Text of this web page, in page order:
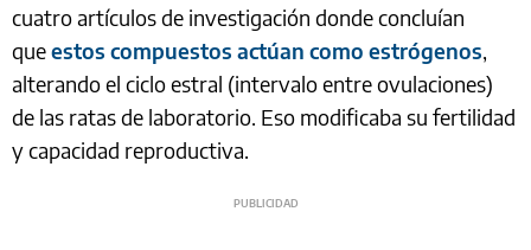
cuatro artículos de investigación donde concluían
queestos compuestos actúan como estrógenos,
alterando el ciclo estral (intervalo entre ovulaciones)
de las ratas de laboratorio. Eso modificaba su fertilidad
y capacidad reproductiva.